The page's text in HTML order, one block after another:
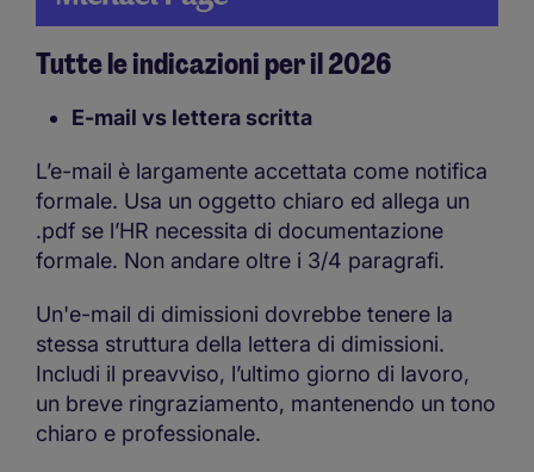
Tutte le indicazioni per il 2026
E-mail vs lettera scritta
L’e-mail è largamente accettata come notifica
formale. Usa un oggetto chiaro ed allega un
.pdf se l’HR necessita di documentazione
formale. Non andare oltre i 3/4 paragrafi.
Un'e-mail di dimissioni dovrebbe tenere la
stessa struttura della lettera di dimissioni.
Includi il preavviso, l’ultimo giorno di lavoro,
un breve ringraziamento, mantenendo un tono
chiaro e professionale.